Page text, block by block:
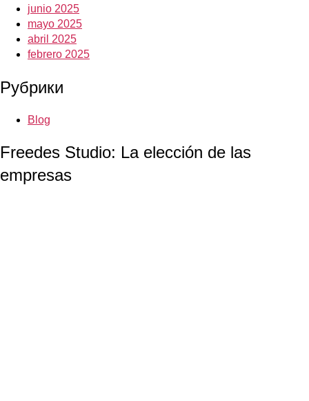
junio 2025
mayo 2025
abril 2025
febrero 2025
Рубрики
Blog
Freedes Studio: La elección de las
empresas